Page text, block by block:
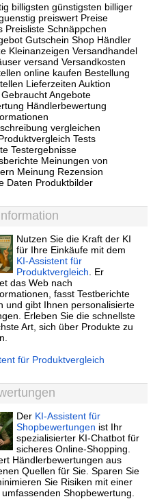
billigsten günstigsten billiger
preiswert Preise
Preisliste Schnäppchen
Gutschein Shop Händler
Kleinanzeigen Versandhandel
versand Versandkosten
online kaufen Bestellung
Lieferzeiten Auktion
Angebote
Händlerbewertung
vergleichen
Tests
Testergebnisse
Meinungen von
Meinung Rezension
Daten Produktbilder
Nutzen Sie die Kraft der KI
für Ihre Einkäufe mit dem
KI-Assistent für
Produktvergleich . Er
das Web nach
fasst Testberichte
und gibt Ihnen personalisierte
Erleben Sie die schnellste
Art, sich über Produkte zu
für Produktvergleich
Der KI-Assistent für
Shopbewertungen ist Ihr
spezialisierter KI-Chatbot für
sicheres Online-Shopping.
Händlerbewertungen aus
Quellen für Sie. Sparen Sie
Sie Risiken mit einer
Shopbewertung.